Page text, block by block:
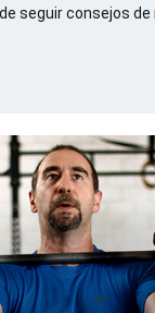
seguir consejos de